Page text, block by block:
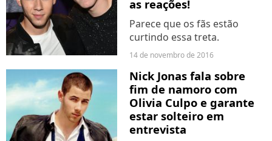
as reações!
Parece que os fãs estão
curtindo essa treta.
14 de novembro de 2016
Nick Jonas fala sobre
fim de namoro com
Olivia Culpo e garante
estar solteiro em
entrevista